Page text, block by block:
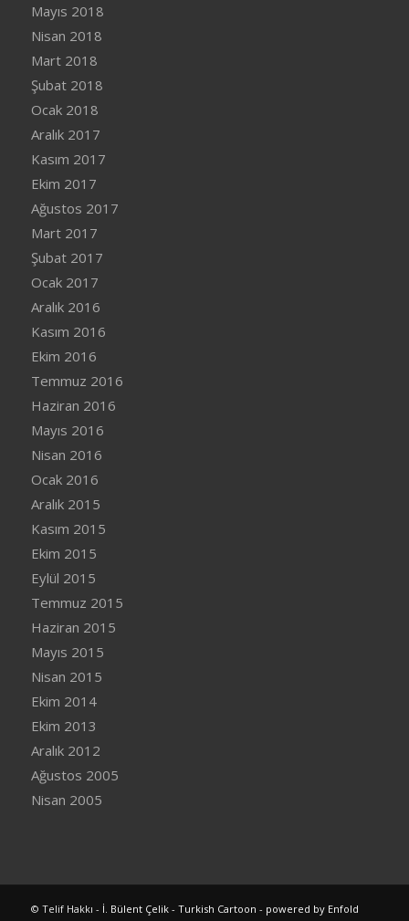
Mayıs 2018
Nisan 2018
Mart 2018
Şubat 2018
Ocak 2018
Aralık 2017
Kasım 2017
Ekim 2017
Ağustos 2017
Mart 2017
Şubat 2017
Ocak 2017
Aralık 2016
Kasım 2016
Ekim 2016
Temmuz 2016
Haziran 2016
Mayıs 2016
Nisan 2016
Ocak 2016
Aralık 2015
Kasım 2015
Ekim 2015
Eylül 2015
Temmuz 2015
Haziran 2015
Mayıs 2015
Nisan 2015
Ekim 2014
Ekim 2013
Aralık 2012
Ağustos 2005
Nisan 2005
© Telif Hakkı - İ. Bülent Çelik - Turkish Cartoon - powered by Enfold